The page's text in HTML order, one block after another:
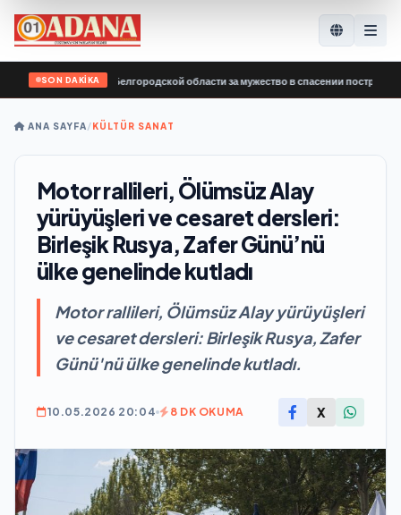
SON DAKİKAБелгородской области за мужество в спасении пострадавших от
ANA SAYFA/KÜLTÜR SANAT
Motor rallileri, Ölümsüz Alay
yürüyüşleri ve cesaret dersleri:
Birleşik Rusya, Zafer Günü’nü
ülke genelinde kutladı
Motor rallileri, Ölümsüz Alay yürüyüşleri
ve cesaret dersleri: Birleşik Rusya, Zafer
Günü'nü ülke genelinde kutladı.
10.05.2026 20:04 8 DK OKUMA X